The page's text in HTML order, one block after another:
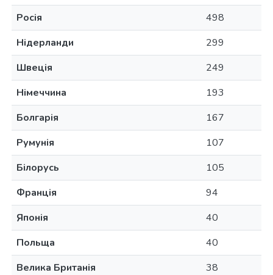
Росія
498
Нідерланди
299
Швеція
249
Німеччина
193
Болгарія
167
Румунія
107
Білорусь
105
Франція
94
Японія
40
Польща
40
Велика Британія
38